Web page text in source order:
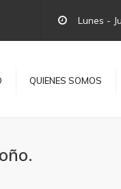
Lunes -
QUIENES SOMOS